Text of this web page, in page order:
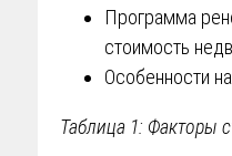
Программа
стоимость
Особенности
Таблица 1: Факторы